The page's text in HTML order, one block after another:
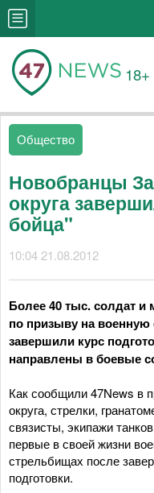
18+
Общество
Новобранцы
округа
бойца"
10:04 21.08.2012
Более 40 тыс. солдат и
по призыву на
завершили курс
направлены в боевые
Как сообщили 47News в
округа, стрелки,
связисты, экипажи
первые в своей жизни
стрельбищах после
подготовки.